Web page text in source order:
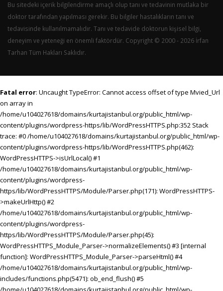
Bu sitedeki içerik bilgilendirme amaçlı olup tanı ve tedavinin mutlaka bir
doktor tarafından yapılması gerekir. Bu bilgiler hastalıkların tanı ve
tedavisinde kullanılmamalıdır. Tanı ve tedavide doktorun kişisel bilgi,
deneyim ve yeteneği en önemli faktördür. Copyright © 2000 - 2026 İrfan
Tarhan Tüm Hakları Saklıdır.
Fatal error: Uncaught TypeError: Cannot access offset of type Mvied_Url
on array in
/home/u104027618/domains/kurtajistanbul.org/public_html/wp-
content/plugins/wordpress-https/lib/WordPressHTTPS.php:352 Stack
trace: #0 /home/u104027618/domains/kurtajistanbul.org/public_html/wp-
content/plugins/wordpress-https/lib/WordPressHTTPS.php(462):
WordPressHTTPS->isUrlLocal() #1
/home/u104027618/domains/kurtajistanbul.org/public_html/wp-
content/plugins/wordpress-
https/lib/WordPressHTTPS/Module/Parser.php(171): WordPressHTTPS-
>makeUrlHttp() #2
/home/u104027618/domains/kurtajistanbul.org/public_html/wp-
content/plugins/wordpress-
https/lib/WordPressHTTPS/Module/Parser.php(45):
WordPressHTTPS_Module_Parser->normalizeElements() #3 [internal
function]: WordPressHTTPS_Module_Parser->parseHtml() #4
/home/u104027618/domains/kurtajistanbul.org/public_html/wp-
includes/functions.php(5471): ob_end_flush() #5